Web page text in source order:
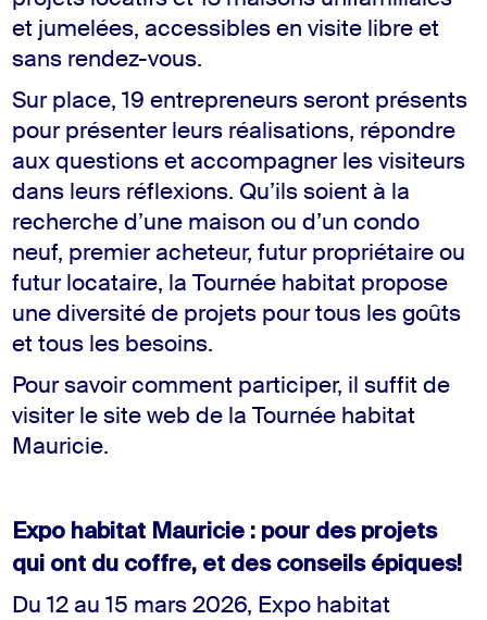
et jumelées, accessibles en visite libre et
sans rendez-vous.
Sur place, 19 entrepreneurs seront présents
pour présenter leurs réalisations, répondre
aux questions et accompagner les visiteurs
dans leurs réflexions. Qu’ils soient à la
recherche d’une maison ou d’un condo
neuf, premier acheteur, futur propriétaire ou
futur locataire, la Tournée habitat propose
une diversité de projets pour tous les goûts
et tous les besoins.
Pour savoir comment participer, il suffit de
visiter le site web de la Tournée habitat
Mauricie.
Expo habitat Mauricie : pour des projets
qui ont du coffre, et des conseils épiques!
Du 12 au 15 mars 2026, Expo habitat